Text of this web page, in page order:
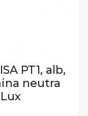
PT1, alb,
neutra